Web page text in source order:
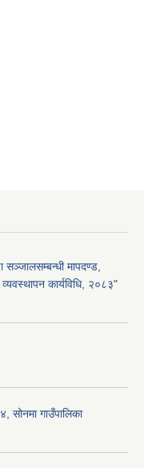
सञ्जालसम्बन्धी मापदण्ड,
कार्यविधि, २०८३"
सोनमा गाउँपालिका